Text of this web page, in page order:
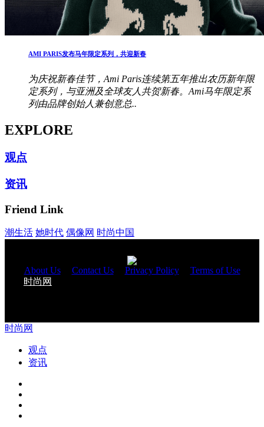
AMI PARIS发布马年限定系列，共迎新春
为庆祝新春佳节，Ami Paris连续第五年推出农历新年限
定系列，与亚洲及全球友人共贺新春。Ami马年限定系
列由品牌创始人兼创意总..
EXPLORE
观点
资讯
Friend Link
潮生活 她时代 偶像网 时尚中国
About Us| Contact Us| Privacy Policy| Terms of Use
时尚网
时尚网
观点
资讯